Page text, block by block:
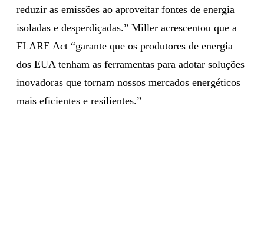
reduzir as emissões ao aproveitar fontes de energia
isoladas e desperdiçadas.” Miller acrescentou que a
FLARE Act “garante que os produtores de energia
dos EUA tenham as ferramentas para adotar soluções
inovadoras que tornam nossos mercados energéticos
mais eficientes e resilientes.”